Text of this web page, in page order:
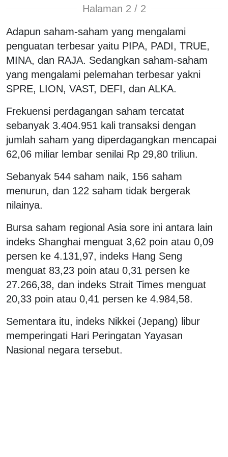
Halaman 2 / 2
Adapun saham-saham yang mengalami
penguatan terbesar yaitu PIPA, PADI, TRUE,
MINA, dan RAJA. Sedangkan saham-saham
yang mengalami pelemahan terbesar yakni
SPRE, LION, VAST, DEFI, dan ALKA.
Frekuensi perdagangan saham tercatat
sebanyak 3.404.951 kali transaksi dengan
jumlah saham yang diperdagangkan mencapai
62,06 miliar lembar senilai Rp 29,80 triliun.
Sebanyak 544 saham naik, 156 saham
menurun, dan 122 saham tidak bergerak
nilainya.
Bursa saham regional Asia sore ini antara lain
indeks Shanghai menguat 3,62 poin atau 0,09
persen ke 4.131,97, indeks Hang Seng
menguat 83,23 poin atau 0,31 persen ke
27.266,38, dan indeks Strait Times menguat
20,33 poin atau 0,41 persen ke 4.984,58.
Sementara itu, indeks Nikkei (Jepang) libur
memperingati Hari Peringatan Yayasan
Nasional negara tersebut.